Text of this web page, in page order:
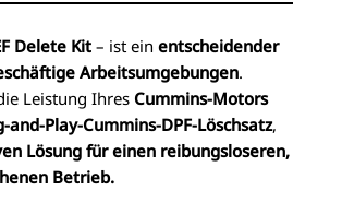
Delete Kit– ist ein entscheidender
Arbeitsumgebungen.
Leistung Ihres Cummins-Motors
and-Play-Cummins-DPF-Löschsatz,
Lösung für einen reibungsloseren,
Betrieb.